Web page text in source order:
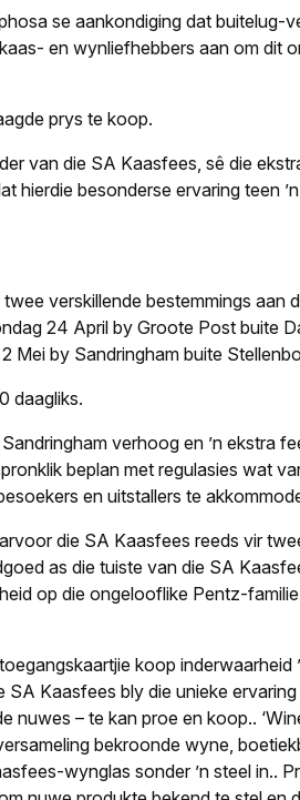
se aankondiging dat buitelug-
en wynliefhebbers aan om dit
prys te koop.
van die SA Kaasfees, sê die
hierdie besonderse ervaring teen
verskillende bestemmings aan
24 April by Groote Post buite
Mei by Sandringham buite
daagliks.
verhoog en ’n ekstra
beplan met regulasies wat
en uitstallers te
die SA Kaasfees reeds vir
as die tuiste van die SA
op die ongelooflike Pentz-
koop inderwaarheid
SA Kaasfees bly die unieke
nuwes – te kan proe en koop..
bekroonde wyne,
wynglas sonder ’n steel in..